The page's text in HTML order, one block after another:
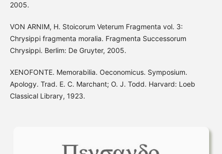
2005.
VON ARNIM, H. Stoicorum Veterum Fragmenta vol. 3:
Chrysippi fragmenta moralia. Fragmenta Successorum
Chrysippi. Berlim: De Gruyter, 2005.
XENOFONTE. Memorabilia. Oeconomicus. Symposium.
Apology. Trad. E. C. Marchant; O. J. Todd. Harvard: Loeb
Classical Library, 1923.